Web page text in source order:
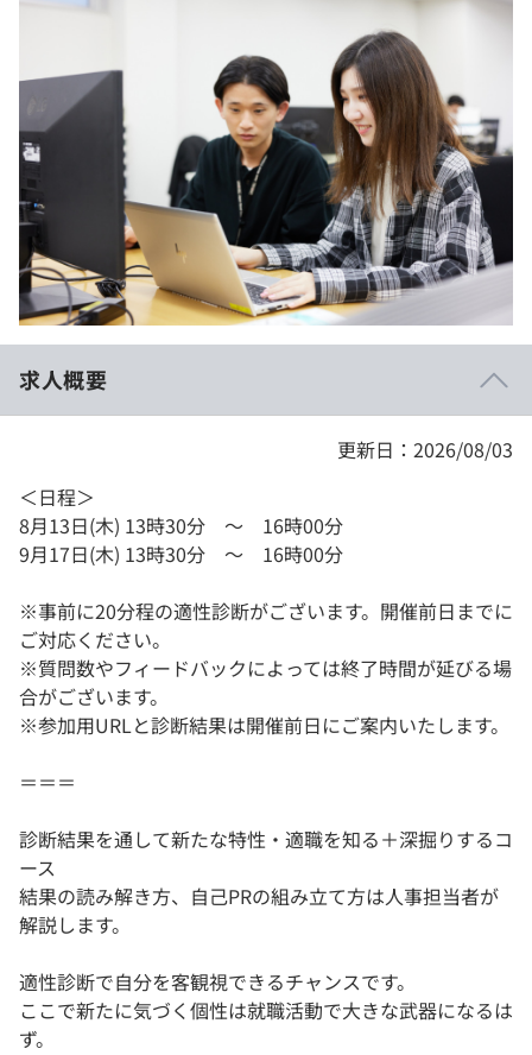
インタビュー
就活成功ガイド
ナレッジ
リファレンス
プラン
個人向けプラン
法人向けプラン
学校向けプラン
契約内容・クーポン
評価結果一覧
再チャレンジ結果一覧
note
求人概要
更新日：2026/08/03
＜日程＞
8月13日(木) 13時30分 ～ 16時00分
9月17日(木) 13時30分 ～ 16時00分
※事前に20分程の適性診断がございます。開催前日までに
ご対応ください。
※質問数やフィードバックによっては終了時間が延びる場
合がございます。
※参加用URLと診断結果は開催前日にご案内いたします。
＝＝＝
診断結果を通して新たな特性・適職を知る＋深掘りするコ
ース
結果の読み解き方、自己PRの組み立て方は人事担当者が
解説します。
適性診断で自分を客観視できるチャンスです。
ここで新たに気づく個性は就職活動で大きな武器になるは
ず。